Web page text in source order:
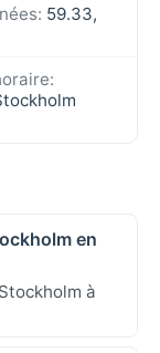
59.33,
en
à